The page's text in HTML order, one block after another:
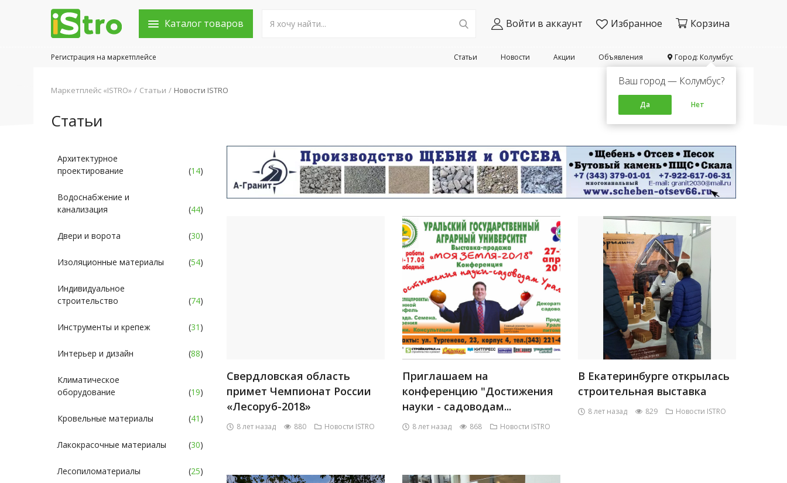
Каталог товаров Войти в аккаунт Избранное Корзина
Город: Колумбус
Ваш город — Колумбус?
Да Нет
Объявления
Акции
Новости
Статьи
Регистрация на маркетплейсе
Объявления
Город: Колумбус
Маркетплейс «ISTRO» Статьи Новости ISTRO
Статьи
Архитектурное
проектирование
(14)
Водоснабжение и
канализация
(44)
Двери и ворота (30)
Изоляционные материалы (54)
Индивидуальное
строительство
(74)
Инструменты и крепеж (31 )
Интерьер и дизайн (88)
Климатическое
оборудование
(19)
Кровельные материалы (41 )
Лакокрасочные материалы (30)
Лесопиломатериалы (25)
Свердловская область
примет Чемпионат России
«Лесоруб-2018»
8 лет назад 880 Новости ISTRO
Приглашаем на
конференцию "Достижения
науки - садоводам...
8 лет назад 868 Новости ISTRO
В Екатеринбурге открылась
строительная выставка
8 лет назад 829 Новости ISTRO